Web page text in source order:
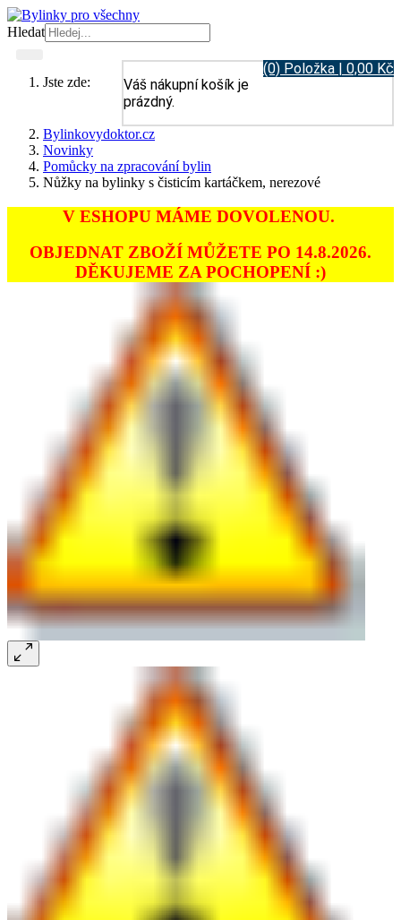
Hledat
(0) Položka | 0,00 Kč
Váš nákupní košík je
prázdný.
Jste zde:
Bylinkovydoktor.cz
Novinky
Pomůcky na zpracování bylin
Nůžky na bylinky s čisticím kartáčkem, nerezové
V ESHOPU MÁME DOVOLENOU.
OBJEDNAT ZBOŽÍ MŮŽETE PO 14.8.2026.
DĚKUJEME ZA POCHOPENÍ :)